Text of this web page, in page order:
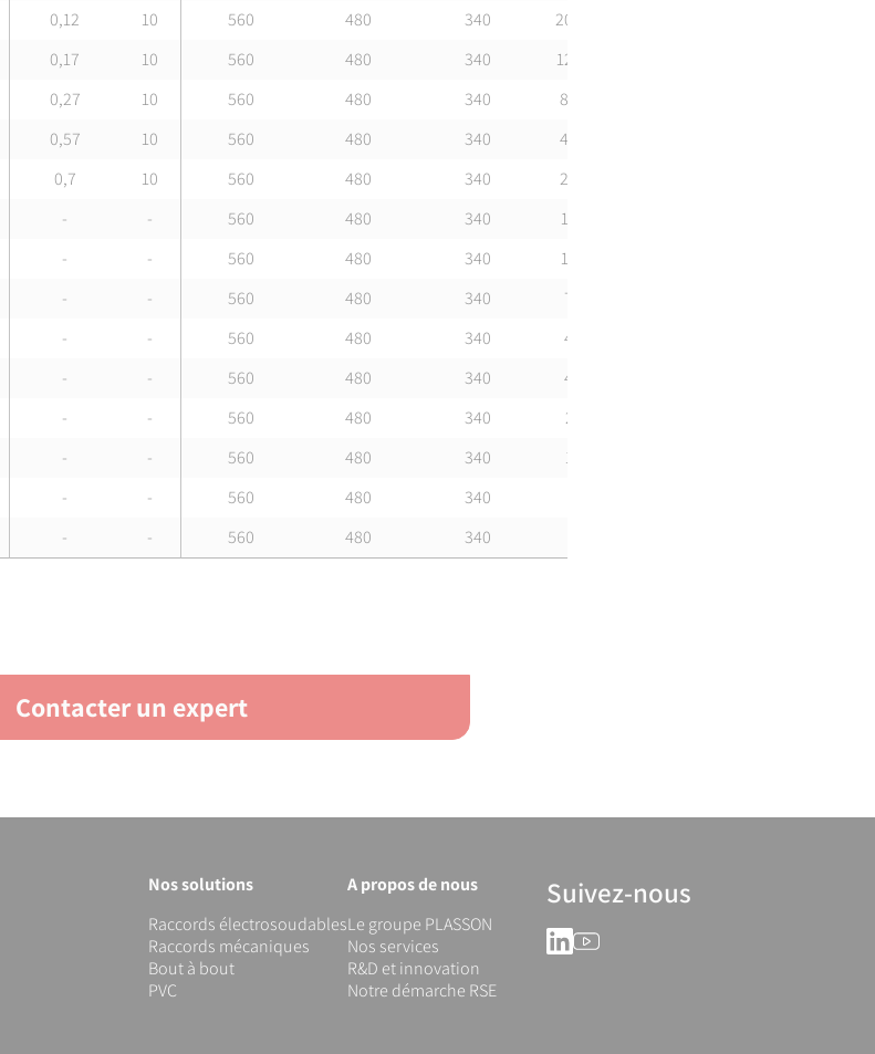
0,12 10 560 480 340 2000
0,17 10 560 480 340 1200
0,27 10 560 480 340 800
0,57 10 560 480 340 400
0,7 10 560 480 340 270
- - 560 480 340 160
- - 560 480 340 135
- - 560 480 340 75
- - 560 480 340 48
- - 560 480 340 40
- - 560 480 340 21
- - 560 480 340 16
- - 560 480 340
- - 560 480 340
Contacter un expert
Nos solutions
Raccords électrosoudables
Raccords mécaniques
Bout à bout
PVC
A propos de nous
Le groupe PLASSON
Nos services
R&D et innovation
Notre démarche RSE
Suivez-nous
LinkedIn